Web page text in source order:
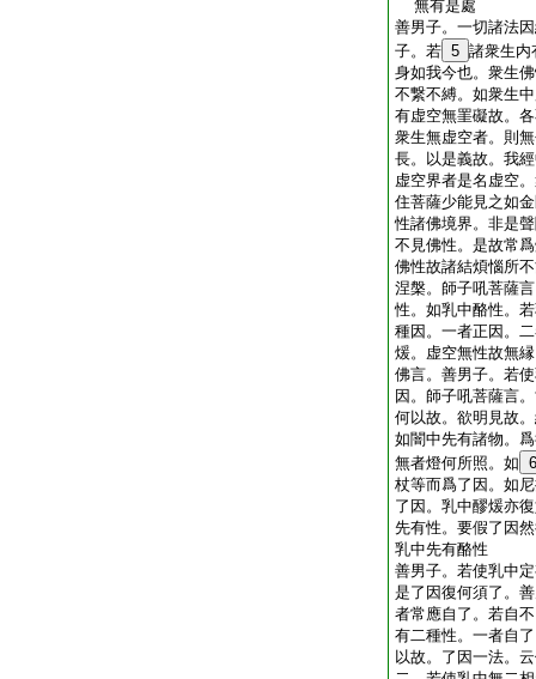
無有是處
善男子。一切諸法
子。若 5 諸衆生内
身如我今也。衆生
不繋不縛。如衆生
有虚空無罣礙故。
衆生無虚空者。則
長。以是義故。我
虚空界者是名虚空
住菩薩少能見之如
性諸佛境界。非是
不見佛性。是故常
佛性故諸結煩惱所
涅槃。師子吼菩薩
性。如乳中酪性。
種因。一者正因。
煖。虚空無性故無
佛言。善男子。若
因。師子吼菩薩言
何以故。欲明見故
如闇中先有諸物。
無者燈何所照。如 6
杖等而爲了因。如
了因。乳中醪煖亦
先有性。要假了因
乳中先有酪性
善男子。若使乳中
是了因復何須了。
者常應自了。若自
有二種性。一者自
以故。了因一法。